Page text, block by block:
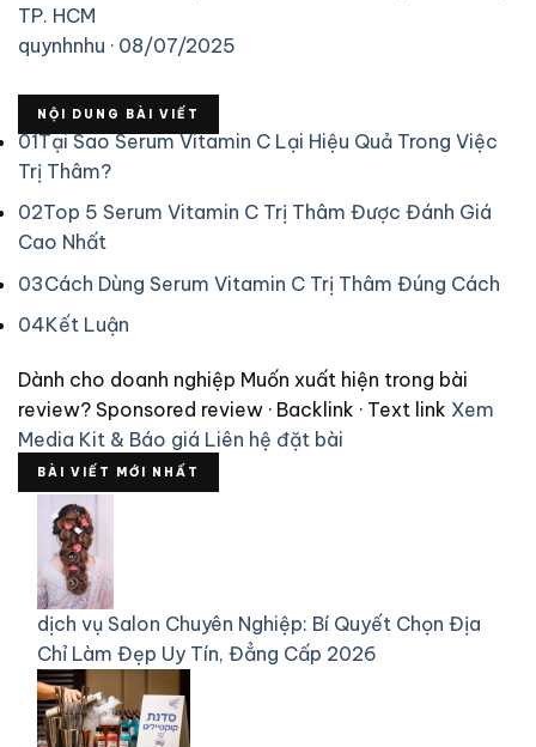
TP. HCM
quynhnhu · 08/07/2025
NỘI DUNG BÀI VIẾT
01Tại Sao Serum Vitamin C Lại Hiệu Quả Trong Việc
Trị Thâm?
02Top 5 Serum Vitamin C Trị Thâm Được Đánh Giá
Cao Nhất
03Cách Dùng Serum Vitamin C Trị Thâm Đúng Cách
04Kết Luận
Dành cho doanh nghiệp Muốn xuất hiện trong bài
review? Sponsored review · Backlink · Text link Xem
Media Kit & Báo giá Liên hệ đặt bài
BÀI VIẾT MỚI NHẤT
dịch vụ Salon Chuyên Nghiệp: Bí Quyết Chọn Địa
Chỉ Làm Đẹp Uy Tín, Đẳng Cấp 2026